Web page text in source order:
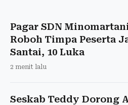
Pagar SDN
Roboh Timpa Peserta
Santai, 10 Luka
2 menit lalu
Seskab Teddy Dorong